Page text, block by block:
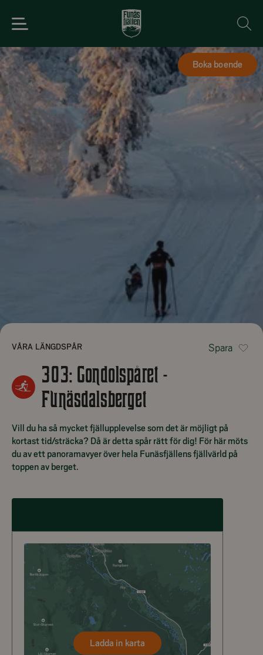
Boka boende
VÅRA LÄNGDSPÅR Spara
303: Gondolspåret -
Funäsdalsberget
Vill du ha så mycket fjällupplevelse som det är möjligt på
kortast tid/sträcka? Då är detta spår rätt för dig! För här möts
du av ett panoramavyer över hela Funäsfjällens fjällvärld på
toppen av berget.
Ladda in karta